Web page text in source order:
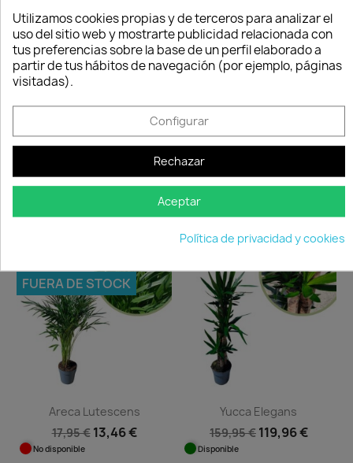
siempre y cuando
adjunte foto del
paquete
deteriorado.
Los clientes que adquirieron este
producto también compraron:
Areca Lutescens
17,95 € 13,46 €
No disponible
FUERA DE STOCK
Yucca Elegans
159,95 € 119,96 €
Disponible
Utilizamos cookies propias y de terceros para analizar el
uso del sitio web y mostrarte publicidad relacionada con
tus preferencias sobre la base de un perfil elaborado a
partir de tus hábitos de navegación (por ejemplo, páginas
visitadas).
Configurar
Rechazar
Aceptar
Política de privacidad y cookies
Consentimiento de cookies